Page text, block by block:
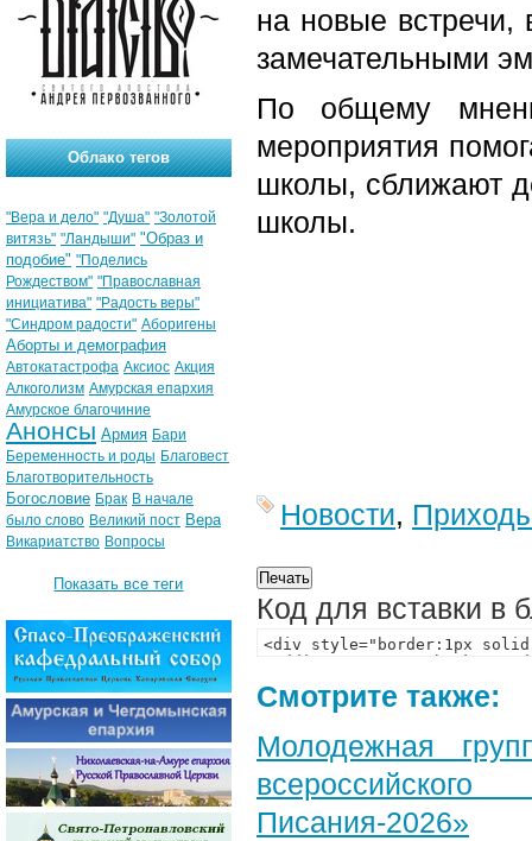
на новые
замечательными
По общему
мероприятия
школы, сближают
школы.
Новости,
Код для вставки в
Смотрите также:
Молодежная
Писания-2026»
Облако тегов
"Вера и дело" "Душа" "Золотой
витязь" "Ландыши" "Образ и
подобие" "Поделись
Рождеством" "Православная
инициатива" "Радость веры"
"Синдром радости" Аборигены
Аборты и демография
Автокатастрофа Аксиос Акция
Алкоголизм Амурская епархия
Амурское благочиние
Анонсы Армия Бари
Беременность и роды Благовест
Благотворительность
Богословие Брак В начале
было слово Великий пост Вера
Викариатство Вопросы
Показать все теги